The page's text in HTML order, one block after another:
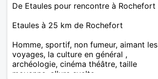
De Etaules pour rencontre à Rochefort
Etaules à 25 km de Rochefort
Homme, sportif, non fumeur, aimant les
voyages, la culture en général ,
archéologie, cinéma théâtre, taille
moyenne, allure svelte